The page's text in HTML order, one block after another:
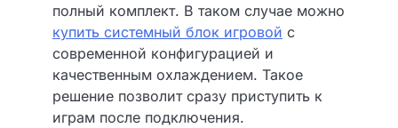
полный комплект. В таком случае можно
купить системный блок игровой с
современной конфигурацией и
качественным охлаждением. Такое
решение позволит сразу приступить к
играм после подключения.